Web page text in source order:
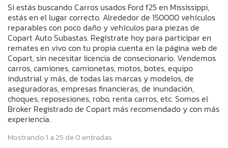
Si estás buscando Carros usados Ford f25 en Mississippi,
estás en el lugar correcto. Alrededor de 150000 vehículos
reparables con poco daño y vehículos para piezas de
Copart Auto Subastas. Regístrate hoy para participar en
remates en vivo con tu propia cuenta en la página web de
Copart, sin necesitar licencia de consecionario. Vendemos
carros, camiones, camionetas, motos, botes, equipo
industrial y más, de todas las marcas y modelos, de
aseguradoras, empresas financieras, de inundación,
choques, reposesiones, robo, renta carros, etc. Somos el
Broker Registrado de Copart más recomendado y con más
experiencia.
Mostrando 1 a 25 de 0 entradas